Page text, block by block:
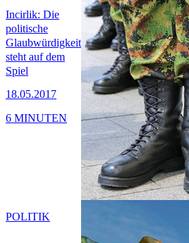
Incirlik: Die
politische
Glaubwürdigkeit
steht auf dem
Spiel
18.05.2017
6 MINUTEN
POLITIK